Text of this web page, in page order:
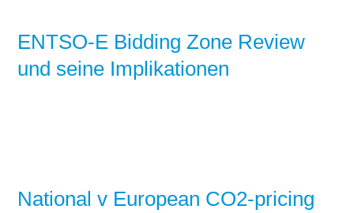
ENTSO-E Bidding Zone Review
und seine Implikationen
National v European CO2-pricing